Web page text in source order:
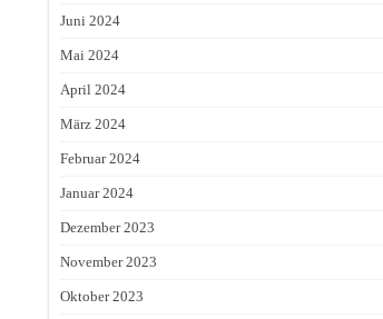
Juni 2024
Mai 2024
April 2024
März 2024
Februar 2024
Januar 2024
Dezember 2023
November 2023
Oktober 2023